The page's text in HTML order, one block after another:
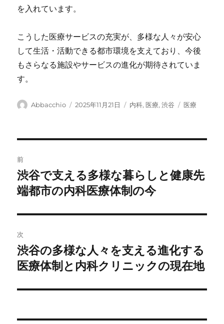
を入れています。
こうした医療サービスの充実が、多様な人々が安心
して生活・活動できる都市環境を支えており、今後
もさらなる施設やサービスの進化が期待されていま
す。
投
Abbacchio
投
2025年11月21日
カ
内科, 医療,渋谷
タ
医療
稿
ナ
ビ
ゲ
ー
ン
前
前
の
稿:
渋谷で支える多様な暮らしと健康先
端都市の内科医療体制の今
次
次
の
稿:
渋谷の多様な人々を支える進化する
医療体制と内科クリニックの現在地